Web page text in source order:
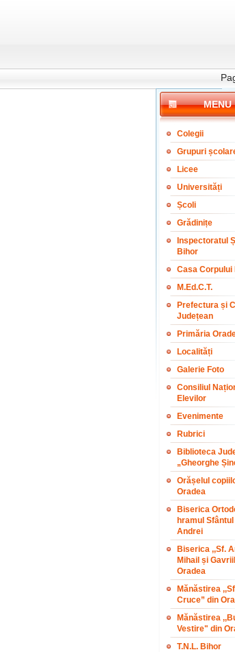
MENU
Colegii
Grupuri
Licee
Universități
Școli
Grădinițe
Inspectoratul
Bihor
Casa Corpului
M.Ed.C.T.
Prefectura și
Județean
Primăria
Localități
Galerie Foto
Consiliul
Elevilor
Evenimente
Rubrici
Biblioteca
„Gheorghe
Orășelul
Oradea
Biserica
hramul
Andrei
Biserica ,,Sf.
Mihail și
Oradea
Mănăstirea
Cruce” din
Mănăstirea
Vestire" din
T.N.L. Bihor